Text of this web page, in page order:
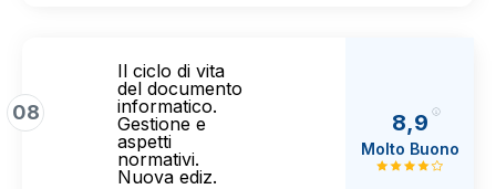
08
Il ciclo di vita
del documento
informatico.
Gestione e
aspetti
normativi.
Nuova ediz.
8,9
Molto Buono